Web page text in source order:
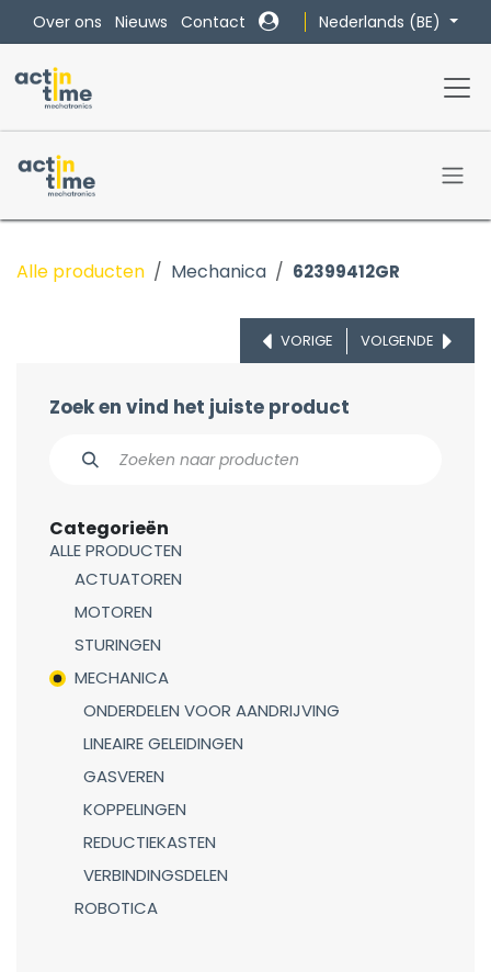
Overslaan naar inhoud
Over ons Nieuws Contact Nederlands (BE)
Alle producten Mechanica 62399412GR
VORIGE VOLGENDE
Zoek en vind het juiste product
Categorieën
ALLE PRODUCTEN
ACTUATOREN
MOTOREN
STURINGEN
MECHANICA
ONDERDELEN VOOR AANDRIJVING
LINEAIRE GELEIDINGEN
GASVEREN
KOPPELINGEN
REDUCTIEKASTEN
VERBINDINGSDELEN
ROBOTICA